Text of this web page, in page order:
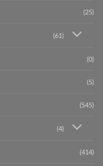
(25)
(61)
(0)
(5)
(545)
(4)
(414)